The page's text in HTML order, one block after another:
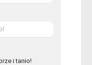
i tanio!